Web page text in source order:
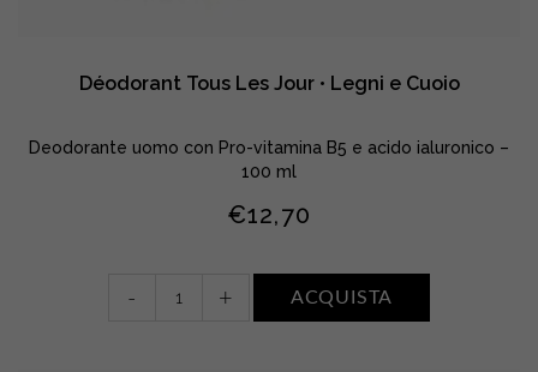
Déodorant Tous Les Jour • Legni e Cuoio
Deodorante uomo con Pro-vitamina B5 e acido ialuronico –
100 ml
€12,70
- + ACQUISTA